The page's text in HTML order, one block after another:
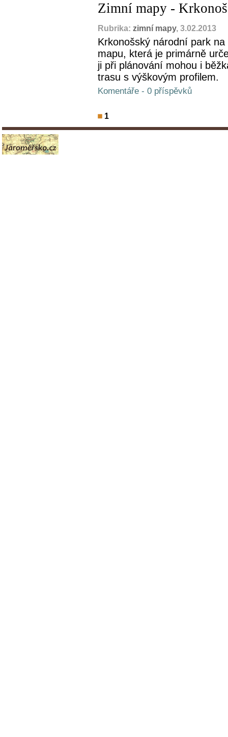
Zimní mapy -
Rubrika: zimní mapy, 3.02.2013
Krkonošský národní park
mapu, která je primárně
ji při plánování mohou i
trasu s výškovým profilem.
Komentáře - 0 příspěvků
1